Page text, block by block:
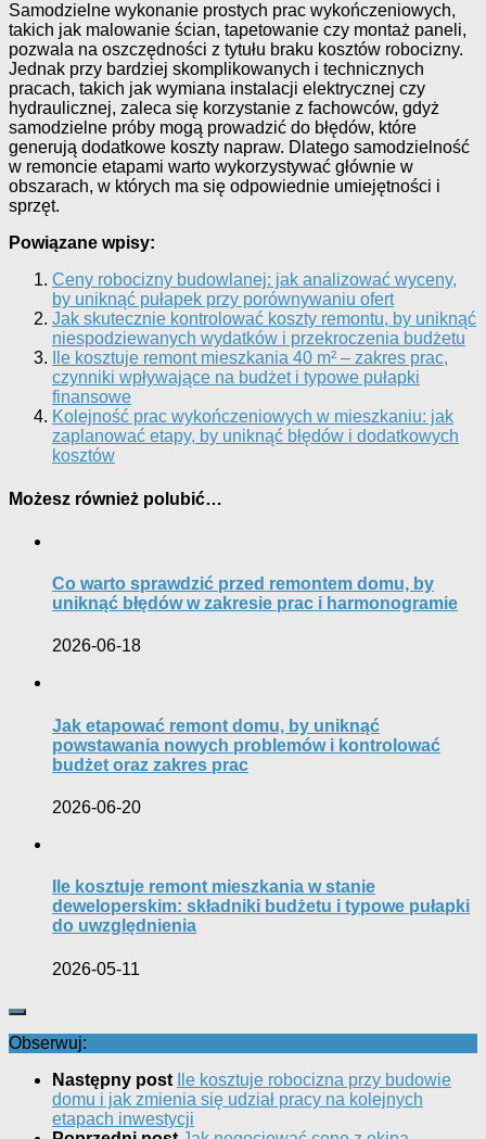
Samodzielne wykonanie prostych prac wykończeniowych,
takich jak malowanie ścian, tapetowanie czy montaż paneli,
pozwala na oszczędności z tytułu braku kosztów robocizny.
Jednak przy bardziej skomplikowanych i technicznych
pracach, takich jak wymiana instalacji elektrycznej czy
hydraulicznej, zaleca się korzystanie z fachowców, gdyż
samodzielne próby mogą prowadzić do błędów, które
generują dodatkowe koszty napraw. Dlatego samodzielność
w remoncie etapami warto wykorzystywać głównie w
obszarach, w których ma się odpowiednie umiejętności i
sprzęt.
Powiązane wpisy:
Ceny robocizny budowlanej: jak analizować wyceny,
by uniknąć pułapek przy porównywaniu ofert
Jak skutecznie kontrolować koszty remontu, by uniknąć
niespodziewanych wydatków i przekroczenia budżetu
Ile kosztuje remont mieszkania 40 m² – zakres prac,
czynniki wpływające na budżet i typowe pułapki
finansowe
Kolejność prac wykończeniowych w mieszkaniu: jak
zaplanować etapy, by uniknąć błędów i dodatkowych
kosztów
Możesz również polubić…
Co warto sprawdzić przed remontem domu, by
uniknąć błędów w zakresie prac i harmonogramie
2026-06-18
Jak etapować remont domu, by uniknąć
powstawania nowych problemów i kontrolować
budżet oraz zakres prac
2026-06-20
Ile kosztuje remont mieszkania w stanie
deweloperskim: składniki budżetu i typowe pułapki
do uwzględnienia
2026-05-11
Obserwuj:
Następny post
Ile kosztuje robocizna przy budowie
domu i jak zmienia się udział pracy na kolejnych
etapach inwestycji